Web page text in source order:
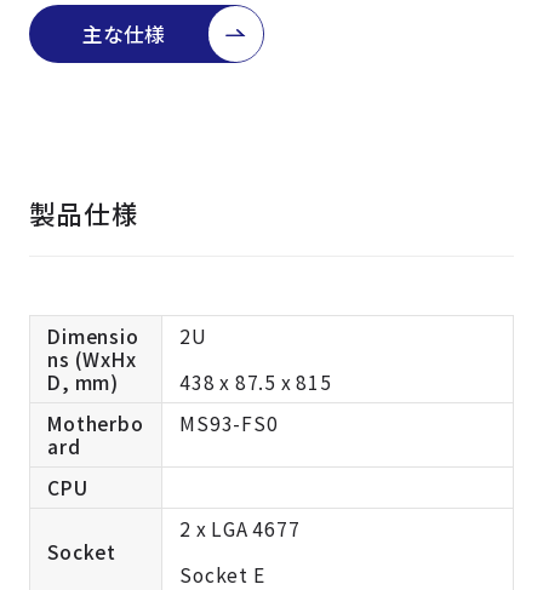
主な仕様
製品仕様
Dimensio
ns (WxHx
D, mm)
2U
438 x 87.5 x 815
Motherbo
ard
MS93-FS0
CPU
Socket
2 x LGA 4677
Socket E